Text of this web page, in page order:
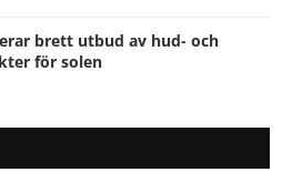
brett utbud av hud- och
för solen